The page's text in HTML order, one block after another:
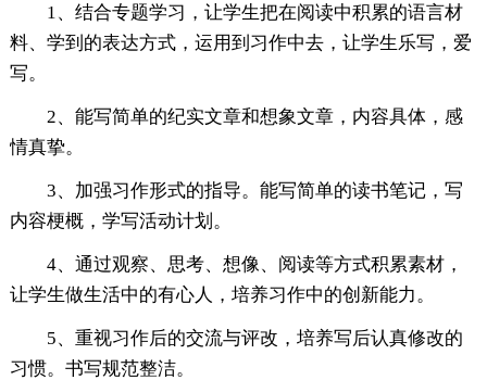
1、结合专题学习，让学生把在阅读中积累的语言材
料、学到的表达方式，运用到习作中去，让学生乐写，爱
写。
2、能写简单的纪实文章和想象文章，内容具体，感
情真挚。
3、加强习作形式的指导。能写简单的读书笔记，写
内容梗概，学写活动计划。
4、通过观察、思考、想像、阅读等方式积累素材，
让学生做生活中的有心人，培养习作中的创新能力。
5、重视习作后的交流与评改，培养写后认真修改的
习惯。书写规范整洁。